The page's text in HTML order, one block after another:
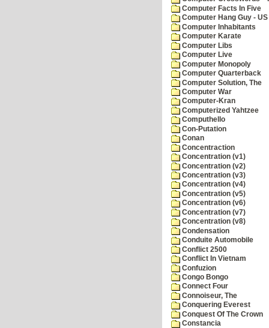
Computer Facts In Five
Computer Hang Guy -
Computer Inhabitants
Computer Karate
Computer Libs
Computer Live
Computer Monopoly
Computer Quarterback
Computer Solution, The
Computer War
Computer-Kran
Computerized Yahtzee
Computhello
Con-Putation
Conan
Concentraction
Concentration (v1)
Concentration (v2)
Concentration (v3)
Concentration (v4)
Concentration (v5)
Concentration (v6)
Concentration (v7)
Concentration (v8)
Condensation
Conduite Automobile
Conflict 2500
Conflict In Vietnam
Confuzion
Congo Bongo
Connect Four
Connoiseur, The
Conquering Everest
Conquest Of The Crown
Constancia